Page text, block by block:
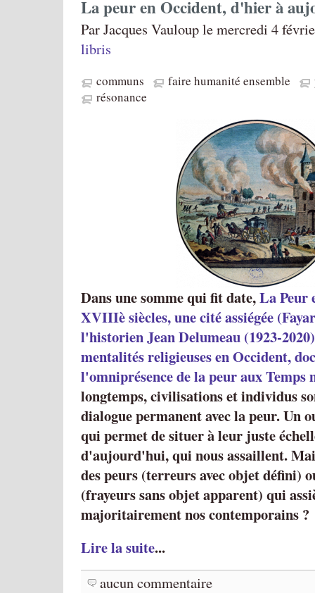
La peur en Occident, d'hier à
Par Jacques Vauloup le mercredi 4
libris
communs faire humanité ensemble
résonance
Dans une somme qui fit date,La Peur
XVIIIè siècles, une cité assiégée
l'historien Jean Delumeau (1923-
mentalités religieuses en Occident,
l'omniprésence de la peur aux Temps
longtemps, civilisations et individus
dialogue permanent avec la peur. Un
qui permet de situer à leur juste
d'aujourd'hui, qui nous assaillent.
des peurs (terreurs avec objet défini)
(frayeurs sans objet apparent) qui
majoritairement nos contemporains ?
Lire la suite...
aucun commentaire